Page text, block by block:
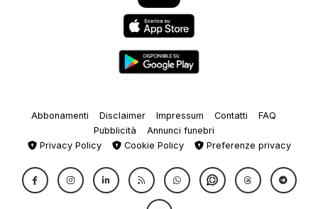
Abbonamenti Disclaimer Impressum Contatti
FAQ
Pubblicità
Annunci funebri
Privacy Policy
Cookie Policy Preferenze privacy